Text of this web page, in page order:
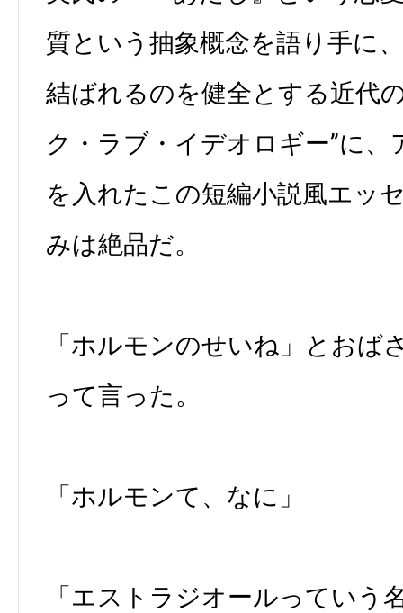
質という抽象概念を語り手に
結ばれるのを健全とする近代
ク・ラブ・イデオロギー”に
を入れたこの短編小説風エッ
みは絶品だ。
「ホルモンのせいね」とおば
って言った。
「ホルモンて、なに」
「エストラジオールっていう